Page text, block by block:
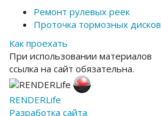
Ремонт рулевых реек
Проточка тормозных дисков
Как проехать
При использовании материалов
ссылка на сайт обязательна.
RENDERLife
Разработка сайта